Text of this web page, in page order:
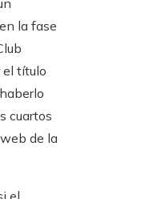
la fase
el título
cuartos
de la